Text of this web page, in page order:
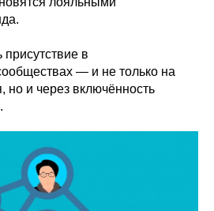
в
— и не только на
но и через включённость